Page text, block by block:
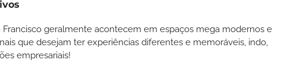
Francisco geralmente acontecem em espaços mega modernos e
que desejam ter experiências diferentes e memoráveis, indo,
empresariais!